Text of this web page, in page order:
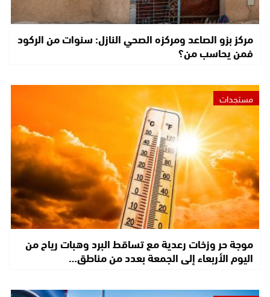
مركز بزو الصاعد ومركزه الصحي النازل: سنوات من الركود
فمن يحاسب من؟
مستجدات
موجة حر وزخات رعدية مع تساقط البرد وهبات رياح من
اليوم الأربعاء إلى الجمعة بعدد من مناطق…